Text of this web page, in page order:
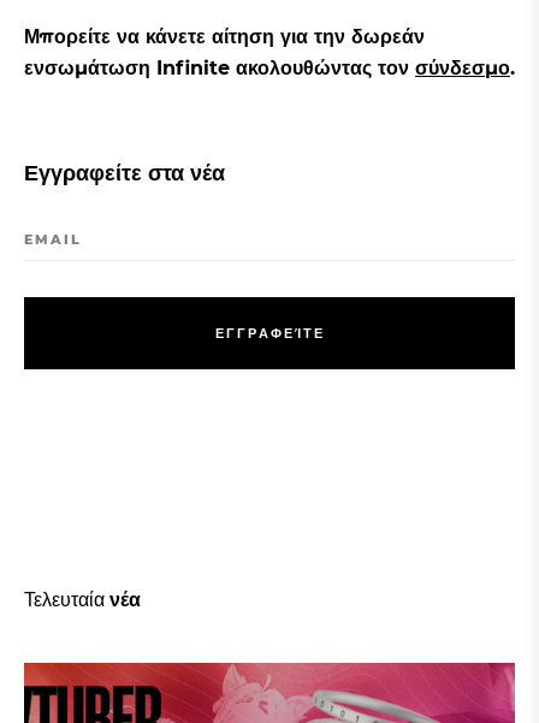
Μπορείτε να κάνετε αίτηση για την δωρεάν
ενσωμάτωση Infinite ακολουθώντας τον σύνδεσμο.
Εγγραφείτε στα νέα
EMAIL
ΕΓΓΡΑΦΕΊΤΕ
Τελευταία νέα